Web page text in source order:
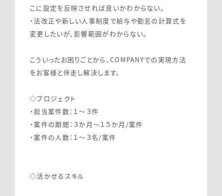
こに設定を反映させれば良いかわからない。
・法改正や新しい人事制度で給与や勤怠の計算式を
変更したいが、影響範囲がわからない。
こういったお困りごとから、COMPANYでの実現方法
をお客様と伴走し解決します。
◇プロジェクト
・担当案件数：１～３件
・案件の期間：３か月～１５か月/案件
・案件の人数：１～３名/案件
◇活かせるスキル